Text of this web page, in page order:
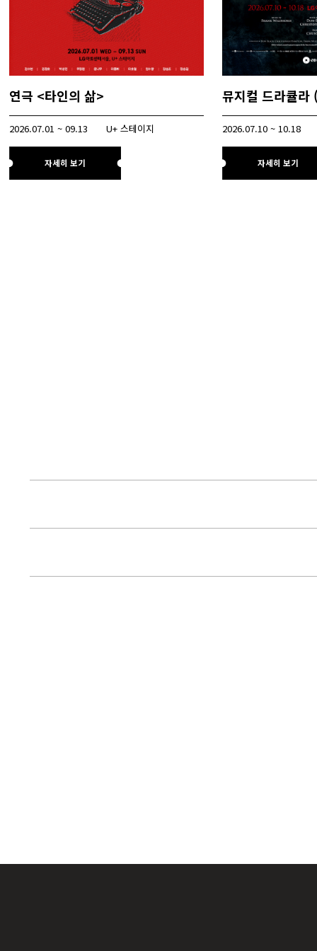
연극 <타인의 삶>
2026.07.01 ~ 09.13 U+ 스테이지
자세히 보기
2026.07.10 ~ 10.18
자세히 보기